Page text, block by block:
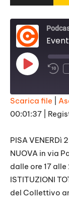
Play
Episode
SHARE
LINK
EMBED
Scarica file
00:01:37
PISA VENERDì
NUOVA in via
dalle ore 17 alle
ISTITUZIONI
del Collettivo